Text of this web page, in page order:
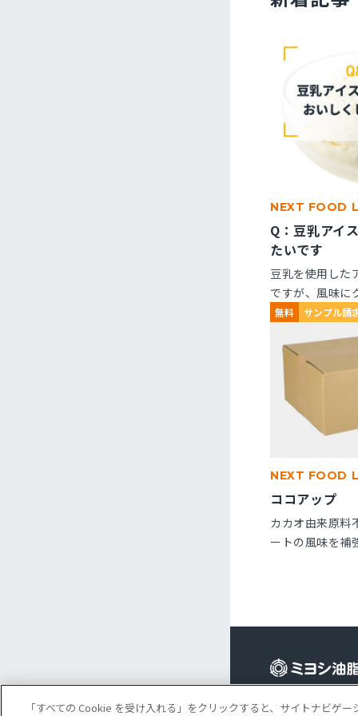
NEXT FOOD
Q：豆乳アイ
たいです
豆乳を使用した
ですが、風味に
くなりません
無料 サンプル請
NEXT FOOD
ココアップ
カカオ由来原料
ートの風味を補
「すべての Cookie を受け入れる」をクリックすると、サイトナビゲ